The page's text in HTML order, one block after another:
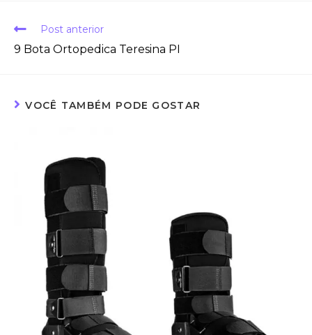
Post anterior
9 Bota Ortopedica Teresina PI
VOCÊ TAMBÉM PODE GOSTAR